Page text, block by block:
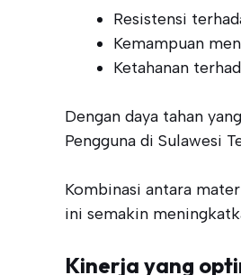
Resistensi
Kemampuan
Ketahanan
Dengan daya tahan
Pengguna di Sulawesi
Kombinasi antara
ini semakin
Kinerja yang